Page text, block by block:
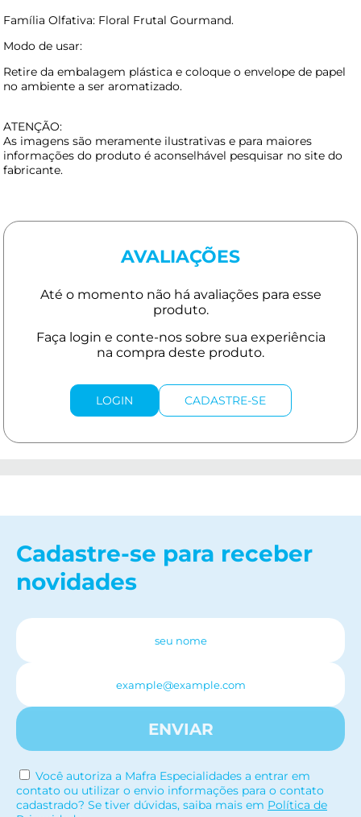
Família Olfativa: Floral Frutal Gourmand.
Modo de usar:
Retire da embalagem plástica e coloque o envelope de papel
no ambiente a ser aromatizado.
ATENÇÃO:
As imagens são meramente ilustrativas e para maiores
informações do produto é aconselhável pesquisar no site do
fabricante.
AVALIAÇÕES
LOGIN CADASTRE-SE
Cadastre-se para receber
novidades
ENVIAR
Você autoriza a Mafra Especialidades a entrar em
contato ou utilizar o envio informações para o contato
cadastrado? Se tiver dúvidas, saiba mais em Política de